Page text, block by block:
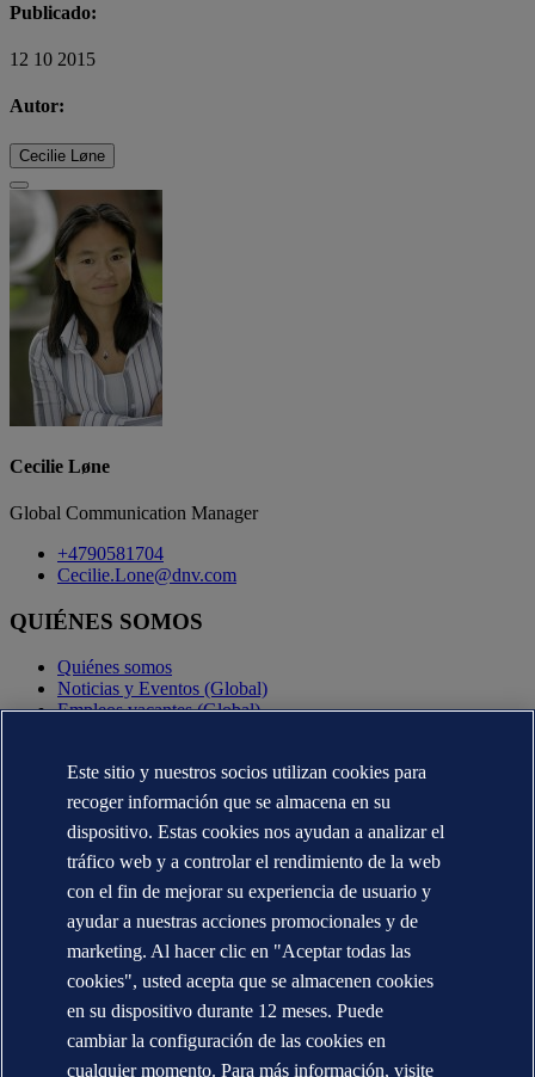
Publicado:
12 10 2015
Autor:
Cecilie Løne
Cecilie Løne
Global Communication Manager
+4790581704
Cecilie.Lone@dnv.com
QUIÉNES SOMOS
Quiénes somos
Noticias y Eventos (Global)
Empleos vacantes (Global)
CONTÁCTENOS
Contacte con nosotros
Dónde estamos
Media contacts (Global)
Veracity.com
Declaración de privacidad
Términos de uso
Copyright © DNV AS 2025
Información de las cookies
Este sitio y nuestros socios utilizan cookies para
recoger información que se almacena en su
dispositivo. Estas cookies nos ayudan a analizar el
tráfico web y a controlar el rendimiento de la web
con el fin de mejorar su experiencia de usuario y
ayudar a nuestras acciones promocionales y de
marketing. Al hacer clic en "Aceptar todas las
cookies", usted acepta que se almacenen cookies
en su dispositivo durante 12 meses. Puede
cambiar la configuración de las cookies en
cualquier momento. Para más información, visite